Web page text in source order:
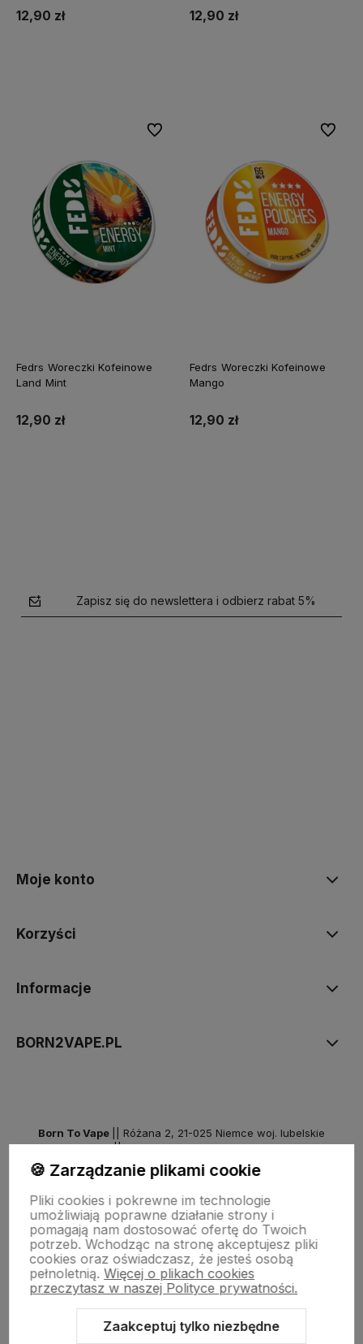
12,90 zł 12,90 zł
Fedrs Woreczki Kofeinowe
Land Mint
12,90 zł
Do ulubionych
Fedrs Woreczki Kofeinowe
Mango
12,90 zł
Do
Zapisz się do newslettera i odbierz rabat 5%
Moje konto
Korzyści
Informacje
BORN2VAPE.PL
Born To Vape
|| Różana 2, 21-025 Niemce woj. lubelskie
NIP: 7141861133 || E:kontakt@born2vape.plT:665 744 477
🍪 Zarządzanie plikami cookie
Pliki cookies i pokrewne im technologie
umożliwiają poprawne działanie strony i
pomagają nam dostosować ofertę do Twoich
potrzeb. Wchodząc na stronę akceptujesz pliki
cookies oraz oświadczasz, że jesteś osobą
pełnoletnią. Więcej o plikach cookies
przeczytasz w naszej Polityce prywatności.
Zaakceptuj tylko niezbędne